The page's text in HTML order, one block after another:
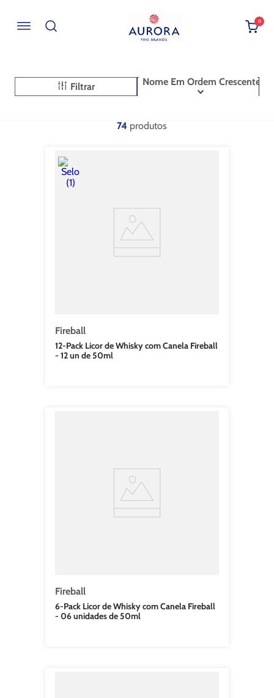
0
Filtrar Nome Em Ordem Crescente
74
Fireball
12-Pack Licor de Whisky com Canela Fireball
- 12 un de 50ml
Fireball
6-Pack Licor de Whisky com Canela Fireball
- 06 unidades de 50ml